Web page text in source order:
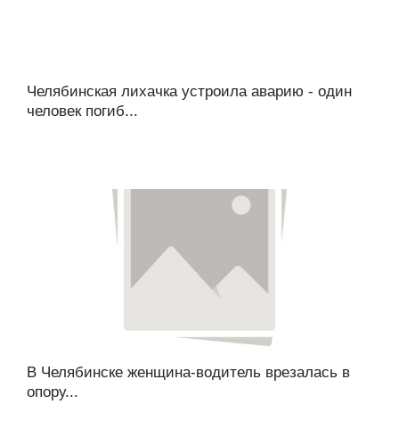
Челябинская лихачка устроила аварию - один
человек погиб...
В Челябинске женщина-водитель врезалась в
опору...